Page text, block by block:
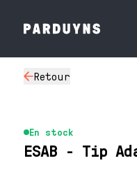
Retour
En stock
ESAB - Tip